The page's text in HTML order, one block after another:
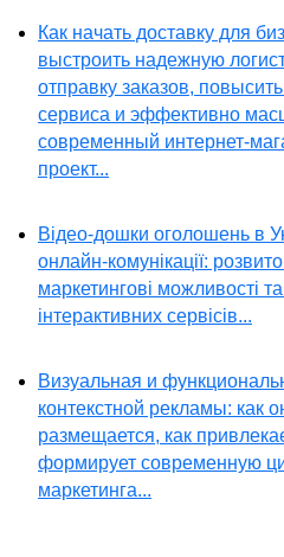
Как начать доставку для
выстроить надежную
отправку заказов,
сервиса и эффективно
современный интернет-
проект...
Відео-дошки оголошень в
онлайн-комунікації:
маркетингові можливості
інтерактивних сервісів...
Визуальная и
контекстной рекламы: как
размещается, как
формирует современную
маркетинга...